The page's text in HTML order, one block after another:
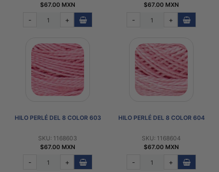
$67.00 MXN
- +
$67.00 MXN
- +
HILO PERLÉ DEL 8 COLOR 603
SKU: 1168603
$67.00 MXN
- +
HILO PERLÉ DEL 8 COLOR 604
SKU: 1168604
$67.00 MXN
- +